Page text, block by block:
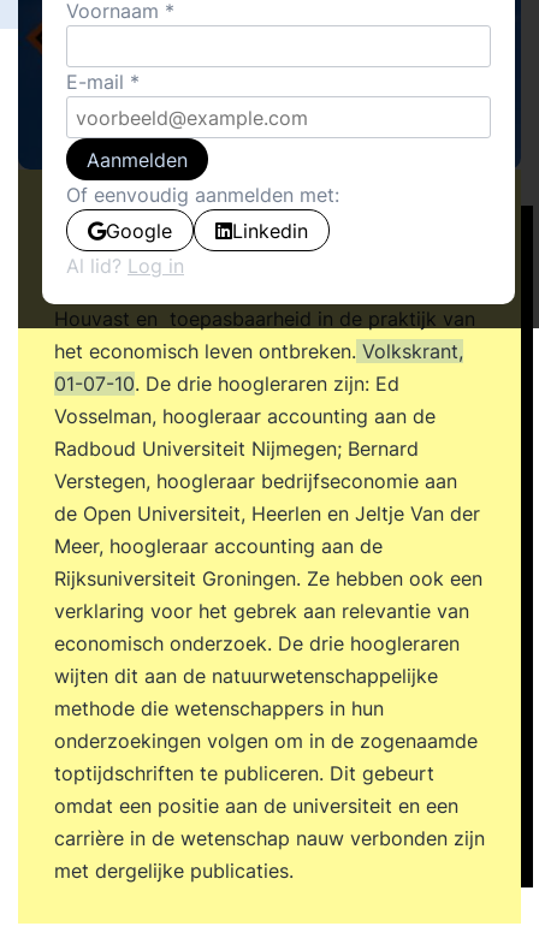
Recent kwamen drie hoogleraren aan
Nederlandse universiteiten met scherpe kritiek
op de economische wetenschapsbeoefening:
Houvast en toepasbaarheid in de praktijk van
het economisch leven ontbreken. Volkskrant,
01-07-10. De drie hoogleraren zijn: Ed
Vosselman, hoogleraar accounting aan de
Radboud Universiteit Nijmegen; Bernard
Verstegen, hoogleraar bedrijfseconomie aan
de Open Universiteit, Heerlen en Jeltje Van der
Meer, hoogleraar accounting aan de
Rijksuniversiteit Groningen. Ze hebben ook een
verklaring voor het gebrek aan relevantie van
economisch onderzoek. De drie hoogleraren
wijten dit aan de natuurwetenschappelijke
methode die wetenschappers in hun
onderzoekingen volgen om in de zogenaamde
toptijdschriften te publiceren. Dit gebeurt
omdat een positie aan de universiteit en een
carrière in de wetenschap nauw verbonden zijn
met dergelijke publicaties.
Voornaam
E-mail
Aanmelden
Of eenvoudig aanmelden met:
Google
Linkedin
Al lid? Log in